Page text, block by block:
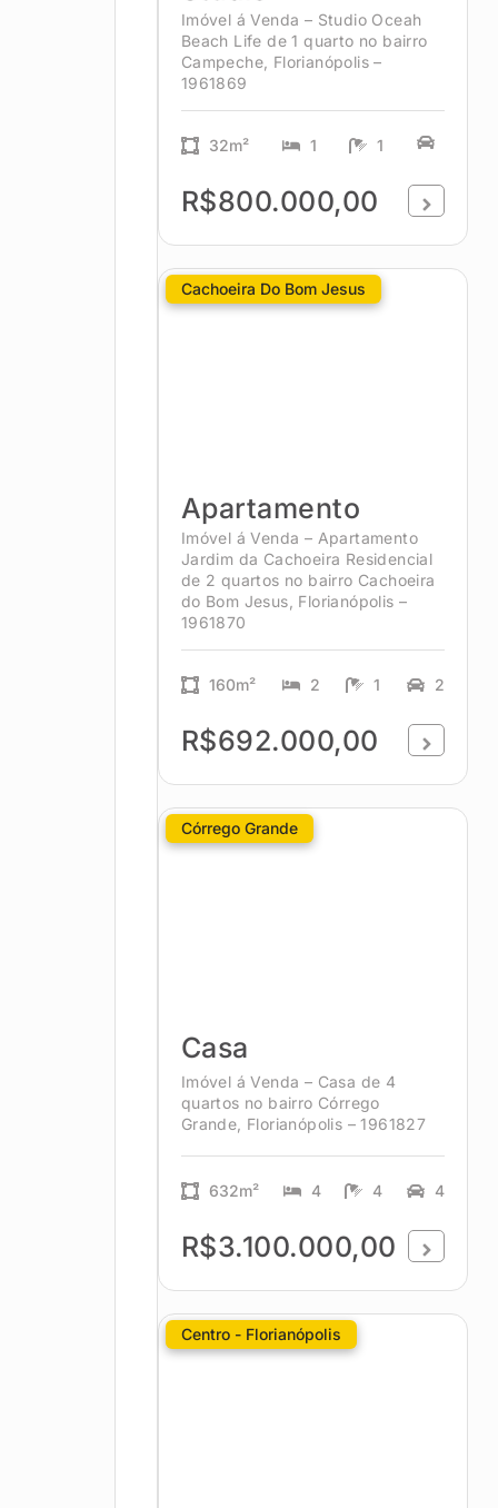
Imóvel á Venda – Studio Oceah
Beach Life de 1 quarto no bairro
Campeche, Florianópolis –
1961869
32m² 1 1
R$800.000,00
Cachoeira Do Bom Jesus
Apartamento
Imóvel á Venda – Apartamento
Jardim da Cachoeira Residencial
de 2 quartos no bairro Cachoeira
do Bom Jesus, Florianópolis –
1961870
160m² 2 1 2
R$692.000,00
Córrego Grande
Casa
Imóvel á Venda – Casa de 4
quartos no bairro Córrego
Grande, Florianópolis – 1961827
632m² 4 4 4
R$3.100.000,00
Centro - Florianópolis